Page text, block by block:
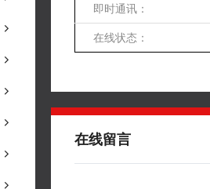
即时通讯：
在线状态：
在线留言